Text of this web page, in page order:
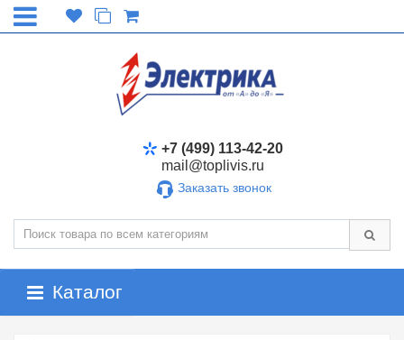
+7 (499) 113-42-20
mail@toplivis.ru
Заказать звонок
Каталог